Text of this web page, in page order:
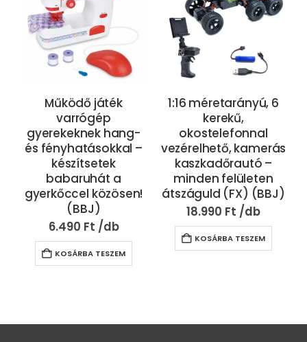
Működő játék
varrógép
gyerekeknek hang-
és fényhatásokkal –
készítsetek
babaruhát a
gyerkőccel közösen!
(BBJ)
6.490 Ft
KOSÁRBA TESZEM
1:16 méretarányú, 6
kerekű,
okostelefonnal
vezérelhető, kamerás
kaszkadőrautó –
minden felületen
átszáguld (FX) (BBJ)
18.990 Ft
KOSÁRBA TESZEM